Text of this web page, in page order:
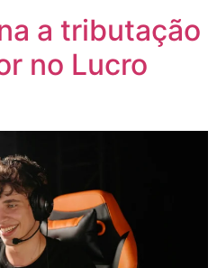
a tributação
no Lucro